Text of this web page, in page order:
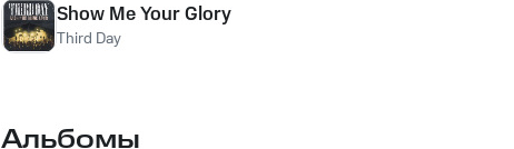
Show Me Your Glory
Third Day
Альбомы